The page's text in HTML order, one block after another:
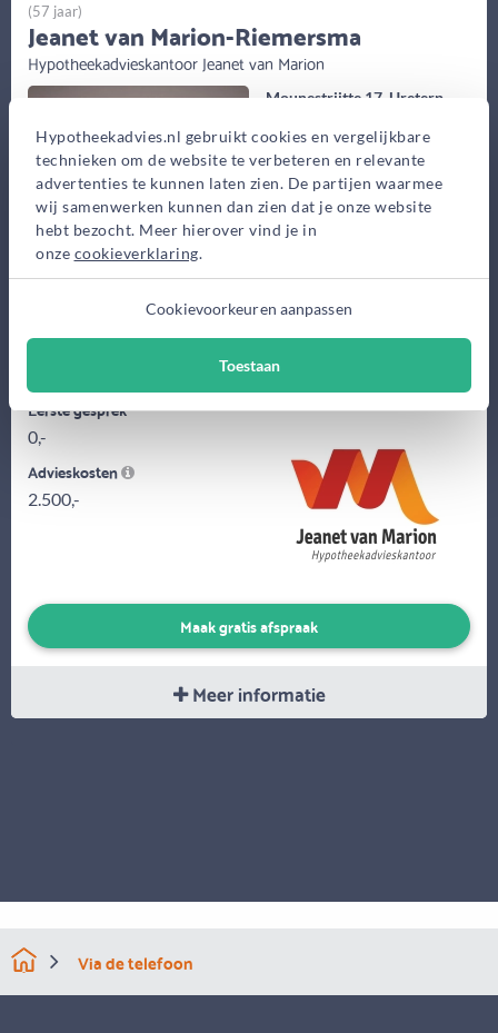
Hypotheekadvies.nl gebruikt cookies en vergelijkbare
technieken om de website te verbeteren en relevante
advertenties te kunnen laten zien. De partijen waarmee
wij samenwerken kunnen dan zien dat je onze website
hebt bezocht. Meer hierover vind je in
onze cookieverklaring.
Cookievoorkeuren aanpassen
Toestaan
Mounestrjitte 17, Ureterp
Bekijk op kaart
Zoek je een financiële coach dan ben je bij mij op de juiste plek.
Ik onderscheid mij door mijn klanten volledig bij de hand te...
(57 jaar)
Jeanet van Marion-Riemersma
Hypotheekadvieskantoor Jeanet van Marion
Eerste gesprek
0,-
Advieskosten
2.500,-
Maak gratis afspraak
Meer informatie
Via de telefoon